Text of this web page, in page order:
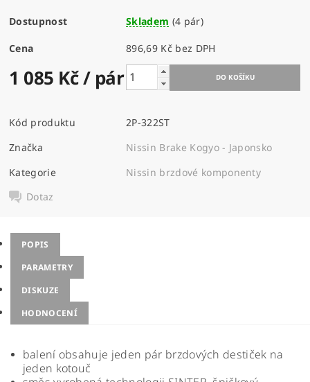
Dostupnost Skladem (4 pár)
Cena 896,69 Kč bez DPH
1 085 Kč/ pár
Kód produktu
2P-322ST
Značka
Nissin Brake Kogyo - Japonsko
Kategorie
Nissin brzdové komponenty
Dotaz
POPIS
PARAMETRY
DISKUZE
HODNOCENÍ
balení obsahuje jeden pár brzdových destiček na
jeden kotouč